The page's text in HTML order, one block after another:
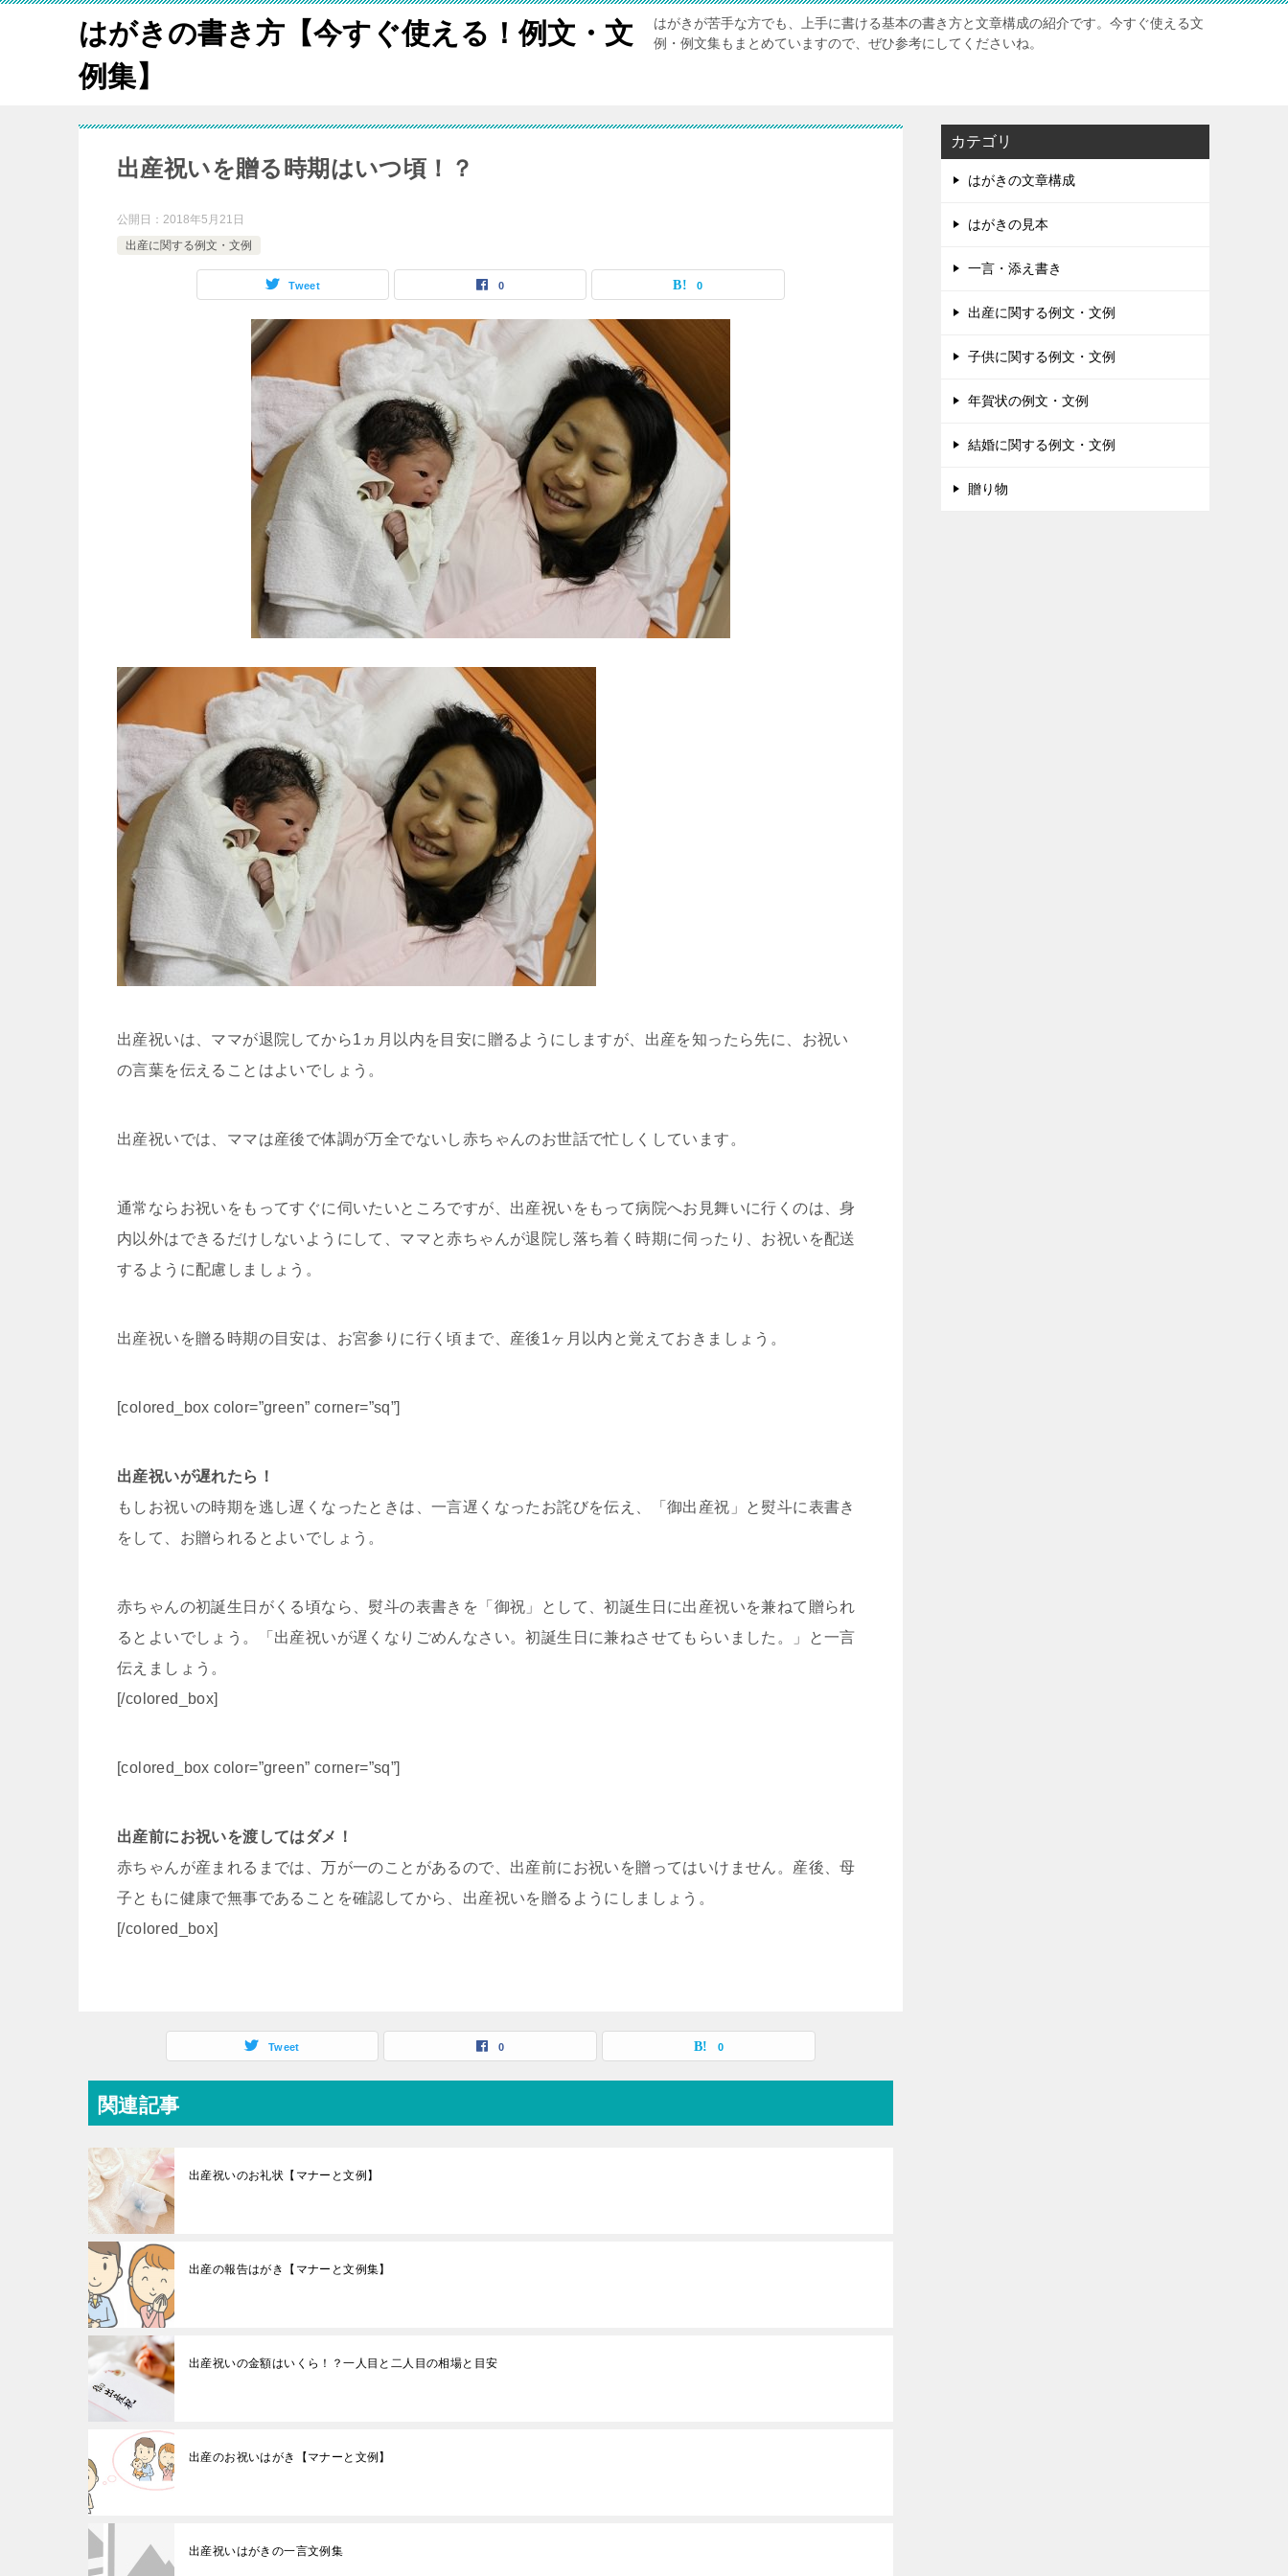
はがきの書き方【今すぐ使える！例文・文
例集】
はがきが苦手な方でも、上手に書ける基本の書き方と文章構成の紹介です。今すぐ使える文
例・例文集もまとめていますので、ぜひ参考にしてくださいね。
出産祝いを贈る時期はいつ頃！？
公開日： 2018年5月21日
出産に関する例文・文例
Tweet 0 0
出産祝いは、ママが退院してから1ヵ月以内を目安に贈るようにしますが、出産を知ったら先に、お祝い
の言葉を伝えることはよいでしょう。
出産祝いでは、ママは産後で体調が万全でないし赤ちゃんのお世話で忙しくしています。
通常ならお祝いをもってすぐに伺いたいところですが、出産祝いをもって病院へお見舞いに行くのは、身
内以外はできるだけしないようにして、ママと赤ちゃんが退院し落ち着く時期に伺ったり、お祝いを配送
するように配慮しましょう。
出産祝いを贈る時期の目安は、お宮参りに行く頃まで、産後1ヶ月以内と覚えておきましょう。
[colored_box color=”green” corner=”sq”]
出産祝いが遅れたら！
もしお祝いの時期を逃し遅くなったときは、一言遅くなったお詫びを伝え、「御出産祝」と熨斗に表書き
をして、お贈られるとよいでしょう。
赤ちゃんの初誕生日がくる頃なら、熨斗の表書きを「御祝」として、初誕生日に出産祝いを兼ねて贈られ
るとよいでしょう。「出産祝いが遅くなりごめんなさい。初誕生日に兼ねさせてもらいました。」と一言
伝えましょう。
[/colored_box]
[colored_box color=”green” corner=”sq”]
出産前にお祝いを渡してはダメ！
赤ちゃんが産まれるまでは、万が一のことがあるので、出産前にお祝いを贈ってはいけません。産後、母
子ともに健康で無事であることを確認してから、出産祝いを贈るようにしましょう。
[/colored_box]
Tweet 0 0
関連記事
出産祝いのお礼状【マナーと文例】
出産の報告はがき【マナーと文例集】
出産祝いの金額はいくら！？一人目と二人目の相場と目安
出産のお祝いはがき【マナーと文例】
出産祝いはがきの一言文例集
カテゴリ
はがきの文章構成
はがきの見本
一言・添え書き
出産に関する例文・文例
子供に関する例文・文例
年賀状の例文・文例
結婚に関する例文・文例
贈り物